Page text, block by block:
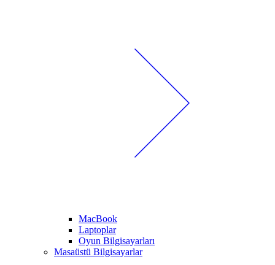
MacBook
Laptoplar
Oyun Bilgisayarları
Masaüstü Bilgisayarlar